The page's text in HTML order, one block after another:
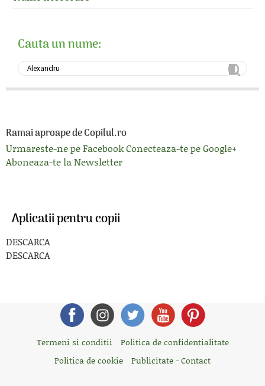
Cauta un nume:
Ramai aproape de Copilul.ro
Urmareste-ne pe FacebookConecteaza-te pe Google+
Aboneaza-te la Newsletter
Aplicatii pentru copii
DESCARCA
DESCARCA
Termeni si conditii
Politica de confidentialitate
Politica de cookie
Publicitate - Contact